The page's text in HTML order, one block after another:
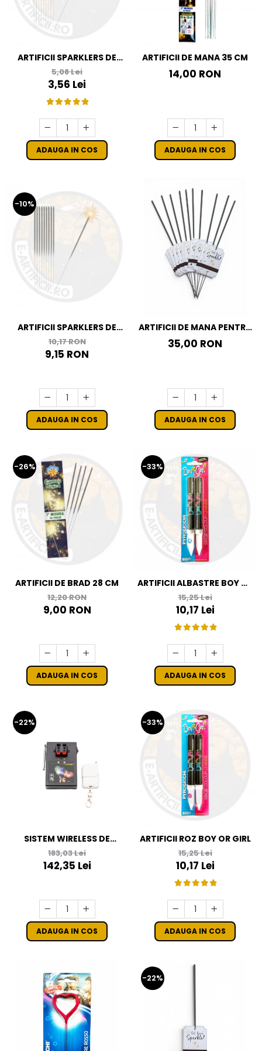
ARTIFICII SPARKLERS DE
MANA - STELUTE DE BRAD
16 CM - SET 10 BUC
5,08 Lei
3,56 Lei
ADAUGA IN COS
ARTIFICII DE MANA 35 CM
14,00 RON
ADAUGA IN COS
-10%
ARTIFICII SPARKLERS DE
MANA - STELUTE DE BRAD
28 CM - SET 10 BUC
10,17 RON
9,15 RON
ADAUGA IN COS
ARTIFICII DE MANA PENTRU
NUNTA LET LOVE SPARKLE -
10 BUCATI
35,00 RON
ADAUGA IN COS
-26%
ARTIFICII DE BRAD 28 CM
12,20 RON
9,00 RON
ADAUGA IN COS
-33%
ARTIFICII ALBASTRE BOY OR
GIRL
15,25 Lei
10,17 Lei
ADAUGA IN COS
-22%
SISTEM WIRELESS DE
INITIERE ARTIFICII CU DOUA
IESIRI
183,03 Lei
142,35 Lei
ADAUGA IN COS
-33%
ARTIFICII ROZ BOY OR GIRL
15,25 Lei
10,17 Lei
ADAUGA IN COS
-22%